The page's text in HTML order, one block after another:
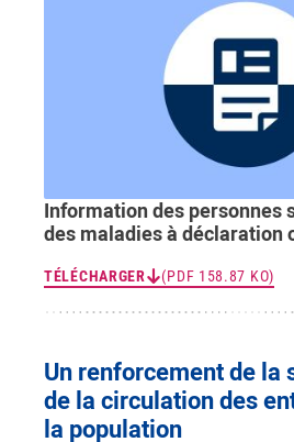
Information des personnes
des maladies à déclaration
TÉLÉCHARGER (PDF 158.87 KO)
Un renforcement de la
de la circulation des
la population